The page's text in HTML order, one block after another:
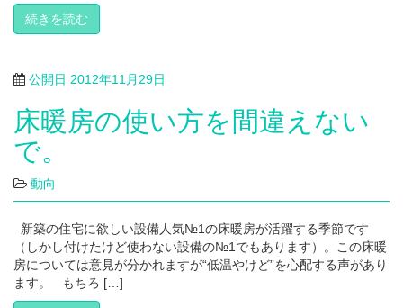
続きを読む
公開日 2012年11月29日
床暖房の使い方を間違えない
で。
動向
新築の住宅に欲しい設備人気№1の床暖房が活躍する季節です
（しかし付けたけど使わない設備の№1でもあります）。この床暖
房については意見が分かれますが“低温やけど”を心配する声があり
ます。 もちろ […]